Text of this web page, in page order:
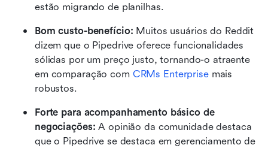
estão migrando de planilhas.
Bom custo-benefício: Muitos usuários do Reddit
dizem que o Pipedrive oferece funcionalidades
sólidas por um preço justo, tornando-o atraente
em comparação com CRMs Enterprise mais
robustos.
Forte para acompanhamento básico de
negociações: A opinião da comunidade destaca
que o Pipedrive se destaca em gerenciamento de